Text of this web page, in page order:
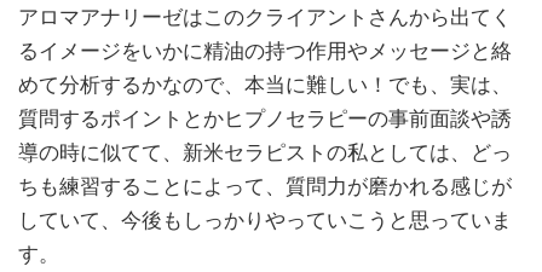
アロマアナリーゼはこのクライアントさんから出てく
るイメージをいかに精油の持つ作用やメッセージと絡
めて分析するかなので、本当に難しい！でも、実は、
質問するポイントとかヒプノセラピーの事前面談や誘
導の時に似てて、新米セラピストの私としては、どっ
ちも練習することによって、質問力が磨かれる感じが
していて、今後もしっかりやっていこうと思っていま
す。